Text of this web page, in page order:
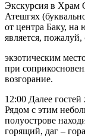
Экскурсия в Храм
Атешгях
от центра Баку, на
является,
экзотическим
при
возгорание.
12:00 Далее
Рядом с этим
полуострове
горящий, даг –